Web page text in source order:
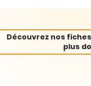
Découvrez nos
plus